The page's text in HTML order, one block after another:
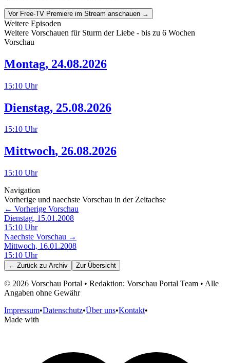
Vor Free-TV Premiere im Stream anschauen →
Weitere Episoden
Weitere Vorschauen für Sturm der Liebe - bis zu 6 Wochen
Vorschau
Montag, 24.08.2026
15:10 Uhr
Dienstag, 25.08.2026
15:10 Uhr
Mittwoch, 26.08.2026
15:10 Uhr
Navigation
Vorherige und naechste Vorschau in der Zeitachse
← Vorherige Vorschau
Dienstag, 15.01.2008
15:10 Uhr
Naechste Vorschau →
Mittwoch, 16.01.2008
15:10 Uhr
← Zurück zu Archiv Zur Übersicht
© 2026 Vorschau Portal • Redaktion: Vorschau Portal Team • Alle
Angaben ohne Gewähr
Impressum•Datenschutz•Über uns•Kontakt•
Made with